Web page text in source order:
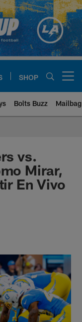
SHOP
Bolts Buzz Mailbag
Los
vs.
Mirar,
En Vivo